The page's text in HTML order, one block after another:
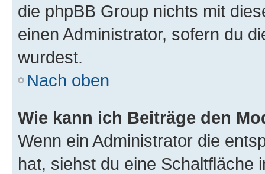
die phpBB Group nichts mit
einen Administrator, sofern du
wurdest.
Nach oben
Wie kann ich Beiträge den
Wenn ein Administrator die
hat, siehst du eine Schaltfläche